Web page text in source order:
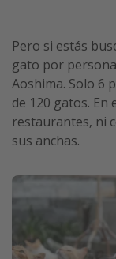
Pero si estás
gato por
Aoshima. Solo 6
de 120 gatos. En
restaurantes, ni
sus anchas.